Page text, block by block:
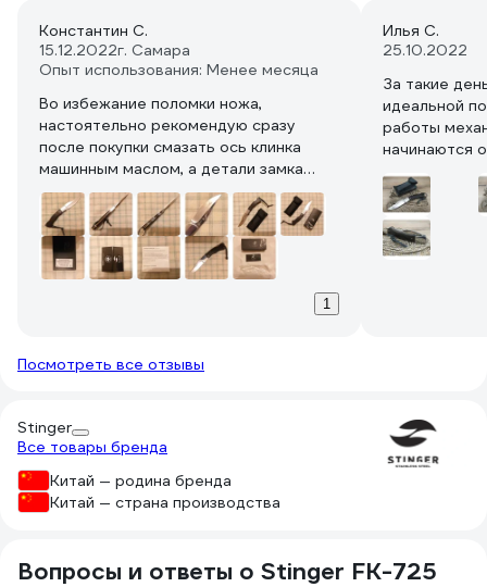
Константин С.
15.12.2022г. Самара
Опыт использования: Менее месяца
Во избежание поломки ножа,
настоятельно рекомендую сразу
после покупки смазать ось клинка
машинным маслом, а детали замка
пластичной смазкой.
1
Илья С.
25.10.2022
За такие
идеальной
работы
начинаются
неплохая
дуба, весь в
ПС. фото не
Посмотреть все отзывы
Stinger
Все товары бренда
Китай — родина бренда
Китай — страна производства
Вопросы и ответы о Stinger FK-725